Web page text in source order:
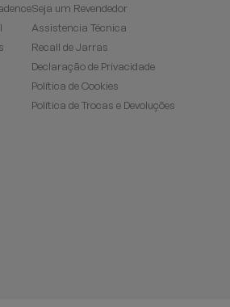
Seja um Revendedor
Assistencia Técnica
Recall de Jarras
Declaração de Privacidade
Política de Cookies
Política de Trocas e Devoluções